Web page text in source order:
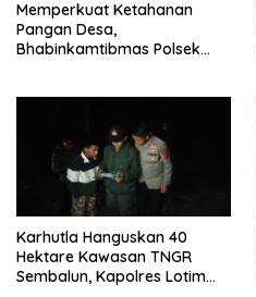
Memperkuat Ketahanan
Pangan Desa,
Bhabinkamtibmas Polsek
Karhutla Hanguskan 40
Hektare Kawasan TNGR
Sembalun, Kapolres Lotim